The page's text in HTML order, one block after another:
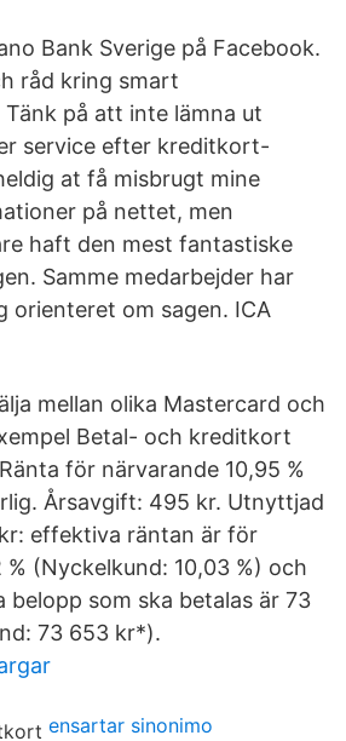
Bank Sverige på Facebook.
råd kring smart
på att inte lämna ut
service efter kreditkort-
at få misbrugt mine
på nettet, men
haft den mest fantastiske
Samme medarbejder har
orienteret om sagen. ICA
mellan olika Mastercard och
Betal- och kreditkort
för närvarande 10,95 %
Årsavgift: 495 kr. Utnyttjad
effektiva räntan är för
% (Nyckelkund: 10,03 %) och
belopp som ska betalas är 73
73 653 kr*).
ensartar sinonimo